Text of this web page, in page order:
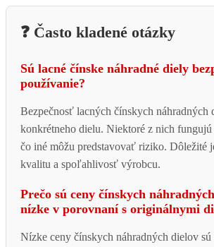
❓ Často kladené otázky
Sú lacné čínske náhradné diely
používanie?
Bezpečnosť lacných čínskych náhradných
konkrétneho dielu. Niektoré z nich
čo iné môžu predstavovať riziko. Dôležité
kvalitu a spoľahlivosť výrobcu.
Prečo sú ceny čínskych
nízke v porovnaní s originálnymi
Nízke ceny čínskych náhradných dielov sú